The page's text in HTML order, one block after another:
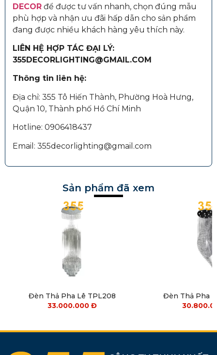
DECOR để được tư vấn nhanh, chọn đúng mẫu
phù hợp và nhận ưu đãi hấp dẫn cho sản phẩm
đang được nhiều khách hàng yêu thích này.
LIÊN HỆ HỢP TÁC ĐẠI LÝ:
355DECORLIGHTING@GMAIL.COM
Thông tin liên hệ:
Địa chỉ: 355 Tô Hiến Thành, Phường Hoà Hưng,
Quận 10, Thành phố Hồ Chí Minh
Hotline: 0906418437
Email: 355decorlighting@gmail.com
Sản phẩm đã xem
Đèn Thả Pha Lê TPL208
33.000.000Đ
Đèn Thả Pha